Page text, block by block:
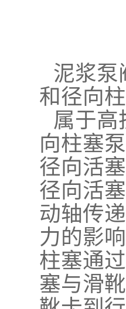
泥浆泵
和径向
属于高
向柱塞
径向活
径向活
动轴传
力的影
柱塞通
塞与滑